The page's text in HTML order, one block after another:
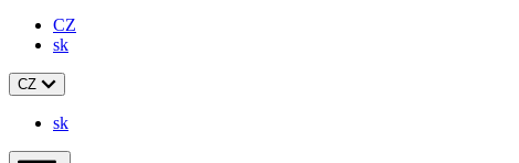
CZ
sk
CZ
sk